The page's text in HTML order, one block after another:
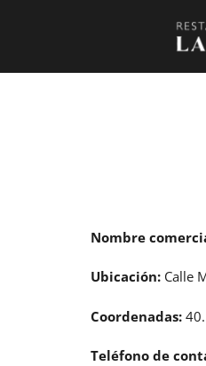
Nombre
Ubicación: Calle
Coordenadas:
Teléfono de